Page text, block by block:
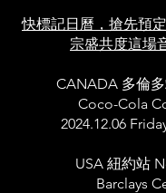
快標記日曆，搶先預
宗盛共度這場
CANADA 多倫
Coco-Cola
2024.12.06
USA ​ 紐約站
Barclays